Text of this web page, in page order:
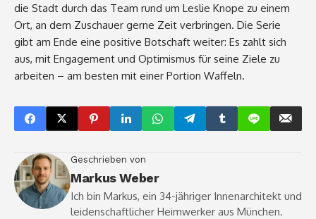
die Stadt durch das Team rund um Leslie Knope zu einem
Ort, an dem Zuschauer gerne Zeit verbringen. Die Serie
gibt am Ende eine positive Botschaft weiter: Es zahlt sich
aus, mit Engagement und Optimismus für seine Ziele zu
arbeiten – am besten mit einer Portion Waffeln.
Geschrieben von
Markus Weber
Ich bin Markus, ein 34-jähriger Innenarchitekt und
leidenschaftlicher Heimwerker aus München.